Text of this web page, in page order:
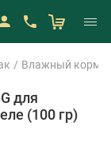
Влажный корм
для
(100 гр)